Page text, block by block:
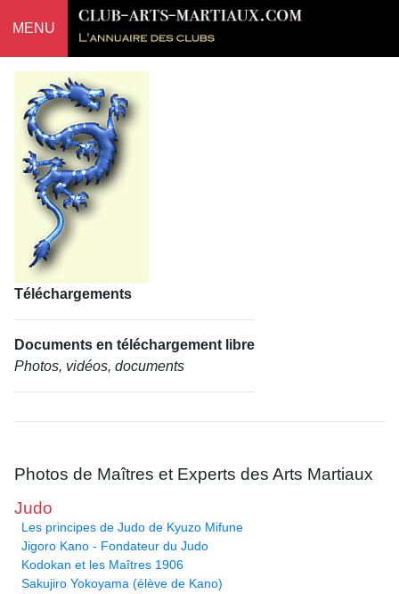
MENU
Téléchargements
Documents en téléchargement libre
Photos, vidéos, documents
Photos de Maîtres et Experts des Arts Martiaux
Judo
Les principes de Judo de Kyuzo Mifune
Jigoro Kano - Fondateur du Judo
Kodokan et les Maîtres 1906
Sakujiro Yokoyama (élève de Kano)